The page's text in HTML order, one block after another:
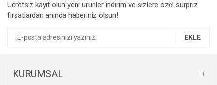
Ürün resmi kalitesiz, bozuk veya görüntülenemiyor.
Ürün açıklamasında eksik bilgiler bulunuyor.
Ücretsiz kayıt olun yeni ürünler indirim ve sizlere özel sürpriz
fırsatlardan anında haberiniz olsun!
EKLE
KURUMSAL